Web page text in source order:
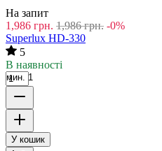
На запит
1,986 грн. 1,986 грн. -0%
Superlux HD-330
5
В наявності
мин. 1
У кошик